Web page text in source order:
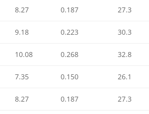
8.27 0.187 27.3
9.18 0.223 30.3
10.08 0.268 32.8
7.35 0.150 26.1
8.27 0.187 27.3